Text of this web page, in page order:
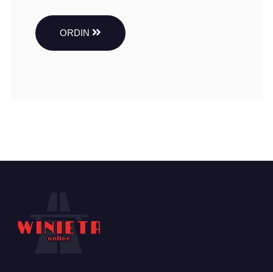
ORDIN